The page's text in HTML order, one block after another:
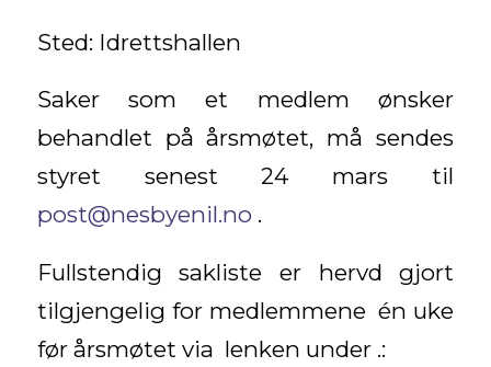
Sted: Idrettshallen
Saker som et medlem ønsker
behandlet på årsmøtet, må sendes
styret senest 24 mars til
post@nesbyenil.no .
Fullstendig sakliste er hervd gjort
tilgjengelig for medlemmene én uke
før årsmøtet via lenken under .: